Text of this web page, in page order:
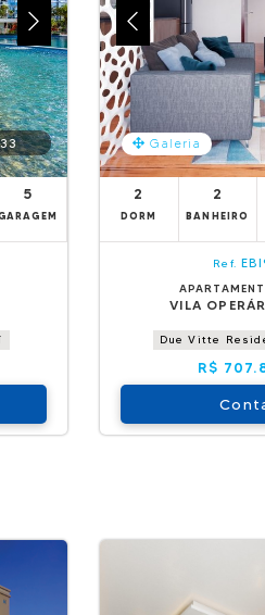
5
Galeria
2
DORM
2
BANHEIRO
Ref.
VILA
Due Vitte
R$